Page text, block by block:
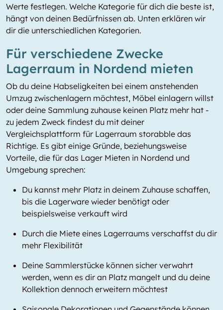
Werte festlegen. Welche Kategorie für dich die beste ist,
hängt von deinen Bedürfnissen ab. Unten erklären wir
dir die unterschiedlichen Kategorien.
Für verschiedene Zwecke
Lagerraum in Nordend mieten
Ob du deine Habseligkeiten bei einem anstehenden
Umzug zwischenlagern möchtest, Möbel einlagern willst
oder deine Sammlung zuhause keinen Platz mehr hat -
zu jedem Zweck findest du mit deiner
Vergleichsplattform für Lagerraum storabble das
Richtige. Es gibt einige Gründe, beziehungsweise
Vorteile, die für das Lager Mieten in Nordend und
Umgebung sprechen:
Du kannst mehr Platz in deinem Zuhause schaffen,
bis die Lagerware wieder benötigt oder
beispielsweise verkauft wird
Durch die Miete eines Lagerraums verschaffst du dir
mehr Flexibilität
Deine Sammlerstücke können sicher verwahrt
werden, wenn es dir an Platz mangelt und du deine
Kollektion dennoch erweitern möchtest